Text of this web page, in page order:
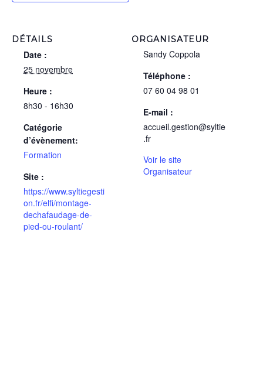
DÉTAILS
Date :
25 novembre
Heure :
8h30 - 16h30
Catégorie
d’évènement:
Formation
Site :
https://www.syltiegesti
on.fr/elfi/montage-
dechafaudage-de-
pied-ou-roulant/
ORGANISATEUR
Sandy Coppola
Téléphone :
07 60 04 98 01
E-mail :
accueil.gestion@syltie
.fr
Voir le site
Organisateur